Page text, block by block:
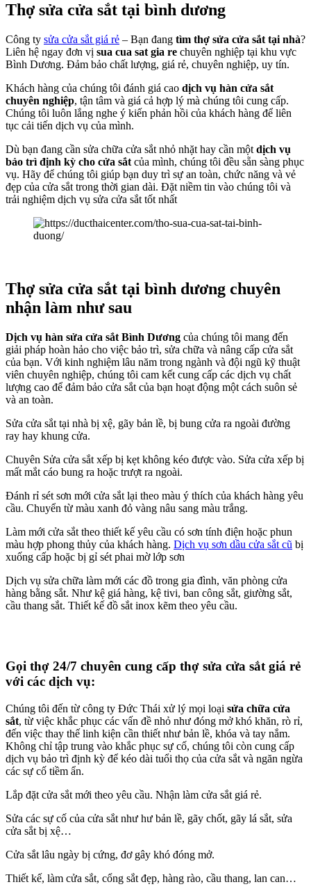
Thợ sửa cửa sắt tại bình dương
Công ty sửa cửa sắt giá rẻ – Bạn đang tìm thợ sửa cửa sắt tại nhà?
Liên hệ ngay đơn vị sua cua sat gia re chuyên nghiệp tại khu vực
Bình Dương. Đảm bảo chất lượng, giá rẻ, chuyên nghiệp, uy tín.
Khách hàng của chúng tôi đánh giá cao dịch vụ hàn cửa sắt
chuyên nghiệp, tận tâm và giá cả hợp lý mà chúng tôi cung cấp.
Chúng tôi luôn lắng nghe ý kiến phản hồi của khách hàng để liên
tục cải tiến dịch vụ của mình.
Dù bạn đang cần sửa chữa cửa sắt nhỏ nhặt hay cần một dịch vụ
bảo trì định kỳ cho cửa sắt của mình, chúng tôi đều sẵn sàng phục
vụ. Hãy để chúng tôi giúp bạn duy trì sự an toàn, chức năng và vẻ
đẹp của cửa sắt trong thời gian dài. Đặt niềm tin vào chúng tôi và
trải nghiệm dịch vụ sửa cửa sắt tốt nhất
Thợ sửa cửa sắt tại bình dương chuyên
nhận làm như sau
Dịch vụ hàn sửa cửa sắt Bình Dương của chúng tôi mang đến
giải pháp hoàn hảo cho việc bảo trì, sửa chữa và nâng cấp cửa sắt
của bạn. Với kinh nghiệm lâu năm trong ngành và đội ngũ kỹ thuật
viên chuyên nghiệp, chúng tôi cam kết cung cấp các dịch vụ chất
lượng cao để đảm bảo cửa sắt của bạn hoạt động một cách suôn sẻ
và an toàn.
Sửa cửa sắt tại nhà bị xệ, gãy bản lề, bị bung cửa ra ngoài đường
ray hay khung cửa.
Chuyên Sửa cửa sắt xếp bị kẹt không kéo được vào. Sửa cửa xếp bị
mất mắt cáo bung ra hoặc trượt ra ngoài.
Đánh rỉ sét sơn mới cửa sắt lại theo màu ý thích của khách hàng yêu
cầu. Chuyển từ màu xanh đỏ vàng nâu sang màu trắng.
Làm mới cửa sắt theo thiết kế yêu cầu có sơn tính điện hoặc phun
màu hợp phong thủy của khách hàng. Dịch vụ sơn dầu cửa sắt cũ bị
xuống cấp hoặc bị gỉ sét phai mờ lớp sơn
Dịch vụ sửa chữa làm mới các đồ trong gia đình, văn phòng cửa
hàng bằng sắt. Như kệ giá hàng, kệ tivi, ban công sắt, giường sắt,
cầu thang sắt. Thiết kế đồ sắt inox kẽm theo yêu cầu.
Gọi thợ 24/7 chuyên cung cấp thợ sửa cửa sắt giá rẻ
với các dịch vụ:
Chúng tôi đến từ công ty Đức Thái xử lý mọi loại sửa chữa cửa
sắt, từ việc khắc phục các vấn đề nhỏ như đóng mở khó khăn, rò rỉ,
đến việc thay thế linh kiện cần thiết như bản lề, khóa và tay nắm.
Không chỉ tập trung vào khắc phục sự cố, chúng tôi còn cung cấp
dịch vụ bảo trì định kỳ để kéo dài tuổi thọ của cửa sắt và ngăn ngừa
các sự cố tiềm ẩn.
Lắp đặt cửa sắt mới theo yêu cầu. Nhận làm cửa sắt giá rẻ.
Sửa các sự cố của cửa sắt như hư bản lề, gãy chốt, gãy lá sắt, sửa
cửa sắt bị xệ…
Cửa sắt lâu ngày bị cứng, đơ gây khó đóng mở.
Thiết kế, làm cửa sắt, cổng sắt đẹp, hàng rào, cầu thang, lan can…